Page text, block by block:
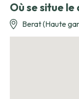
Où se situe le
Berat (Haute